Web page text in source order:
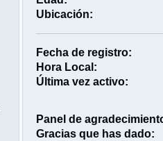
Ubicación:
Fecha de registro:
Hora Local:
Última vez activo:
Panel de
Gracias que has dado: